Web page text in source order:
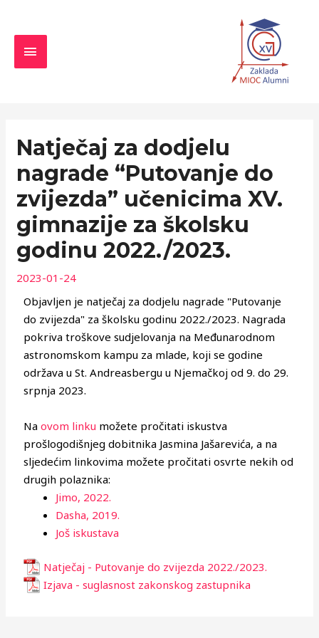
MENU
Natječaj za dodjelu
nagrade “Putovanje do
zvijezda” učenicima XV.
gimnazije za školsku
godinu 2022./2023.
2023-01-24
Objavljen je natječaj za dodjelu nagrade "Putovanje
do zvijezda" za školsku godinu 2022./2023. Nagrada
pokriva troškove sudjelovanja na Međunarodnom
astronomskom kampu za mlade, koji se godine
održava u St. Andreasbergu u Njemačkoj od 9. do 29.
srpnja 2023.
Naovom linku možete pročitati iskustva
prošlogodišnjeg dobitnika Jasmina Jašarevića, a na
sljedećim linkovima možete pročitati osvrte nekih od
drugih polaznika:
Jimo, 2022.
Dasha, 2019.
Još iskustava
Natječaj - Putovanje do zvijezda 2022./2023.
Izjava - suglasnost zakonskog zastupnika